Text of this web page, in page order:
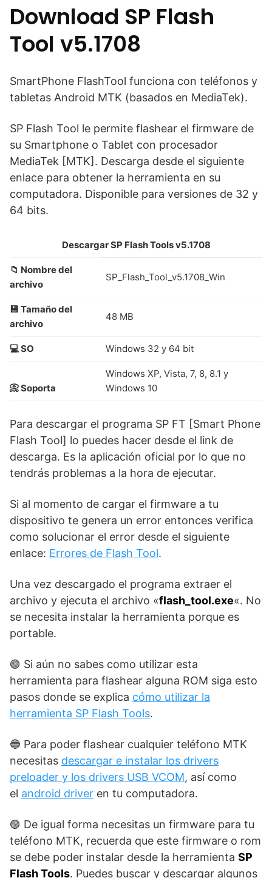
Download SP Flash
Tool v5.1708
SmartPhone FlashTool funciona con teléfonos y
tabletas Android MTK (basados en MediaTek).
SP Flash Tool le permite flashear el firmware de
su Smartphone o Tablet con procesador
MediaTek [MTK]. Descarga desde el siguiente
enlace para obtener la herramienta en su
computadora. Disponible para versiones de 32 y
64 bits.
Descargar SP Flash Tools v5.1708
📁 Nombre del
archivo
SP_Flash_Tool_v5.1708_Win
💾 Tamaño del
archivo
48 MB
💻 SO Windows 32 y 64 bit
📀 Soporta
Windows XP, Vista, 7, 8, 8.1 y
Windows 10
Para descargar el programa SP FT [Smart Phone
Flash Tool] lo puedes hacer desde el link de
descarga. Es la aplicación oficial por lo que no
tendrás problemas a la hora de ejecutar.
Si al momento de cargar el firmware a tu
dispositivo te genera un error entonces verifica
como solucionar el error desde el siguiente
enlace: Errores de Flash Tool.
Una vez descargado el programa extraer el
archivo y ejecuta el archivo «flash_tool.exe«. No
se necesita instalar la herramienta porque es
portable.
🟢 Si aún no sabes como utilizar esta
herramienta para flashear alguna ROM siga esto
pasos donde se explica cómo utilizar la
herramienta SP Flash Tools.
🔵 Para poder flashear cualquier teléfono MTK
necesitas descargar e instalar los drivers
preloader y los drivers USB VCOM, así como
el android driver en tu computadora.
🟣 De igual forma necesitas un firmware para tu
teléfono MTK, recuerda que este firmware o rom
se debe poder instalar desde la herramienta SP
Flash Tools. Puedes buscar y descargar algunos